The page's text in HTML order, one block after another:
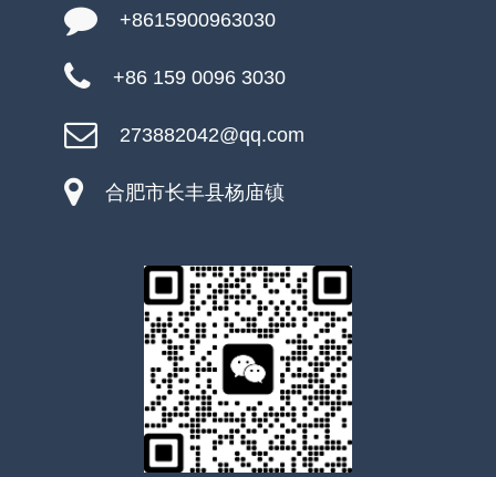
+8615900963030
+86 159 0096 3030
273882042@qq.com
合肥市长丰县杨庙镇